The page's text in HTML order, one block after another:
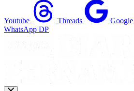
Youtube Threads
WhatsApp DP